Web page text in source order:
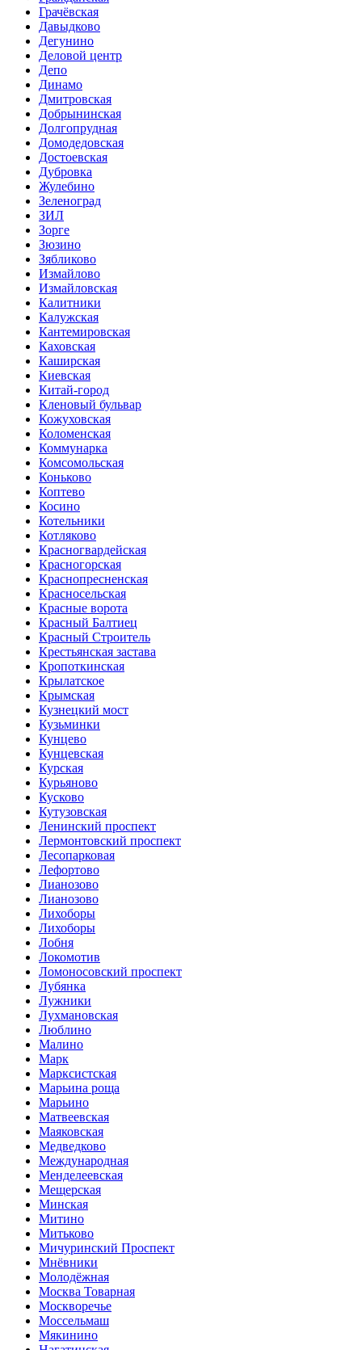
Грачёвская
Давыдково
Дегунино
Деловой центр
Депо
Динамо
Дмитровская
Добрынинская
Долгопрудная
Домодедовская
Достоевская
Дубровка
Жулебино
Зеленоград
ЗИЛ
Зорге
Зюзино
Зябликово
Измайлово
Измайловская
Калитники
Калужская
Кантемировская
Каховская
Каширская
Киевская
Китай-город
Кленовый бульвар
Кожуховская
Коломенская
Коммунарка
Комсомольская
Коньково
Коптево
Косино
Котельники
Котляково
Красногвардейская
Красногорская
Краснопресненская
Красносельская
Красные ворота
Красный Балтиец
Красный Строитель
Крестьянская застава
Кропоткинская
Крылатское
Крымская
Кузнецкий мост
Кузьминки
Кунцево
Кунцевская
Курская
Курьяново
Кусково
Кутузовская
Ленинский проспект
Лермонтовский проспект
Лесопарковая
Лефортово
Лианозово
Лианозово
Лихоборы
Лихоборы
Лобня
Локомотив
Ломоносовский проспект
Лубянка
Лужники
Лухмановская
Люблино
Малино
Марк
Марксистская
Марьина роща
Марьино
Матвеевская
Маяковская
Медведково
Международная
Менделеевская
Мещерская
Минская
Митино
Митьково
Мичуринский Проспект
Мнёвники
Молодёжная
Москва Товарная
Москворечье
Моссельмаш
Мякинино